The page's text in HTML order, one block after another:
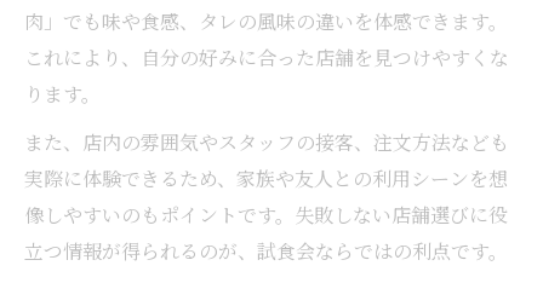
肉」でも味や食感、タレの風味の違いを体感できます。
これにより、自分の好みに合った店舗を見つけやすくな
ります。
また、店内の雰囲気やスタッフの接客、注文方法なども
実際に体験できるため、家族や友人との利用シーンを想
像しやすいのもポイントです。失敗しない店舗選びに役
立つ情報が得られるのが、試食会ならではの利点です。